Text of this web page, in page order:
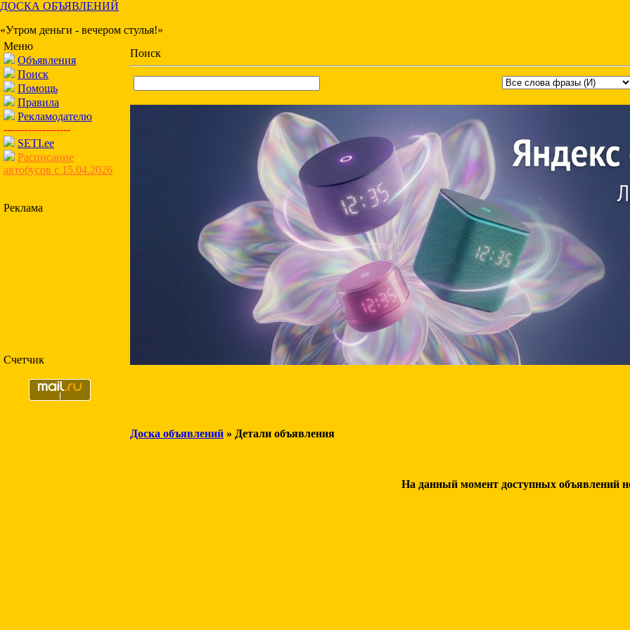
ДОСКА ОБЪЯВЛЕНИЙ
«Утром деньги - вечером стулья!»
Меню
Объявления
Поиск
Помощь
Правила
Рекламодателю
-------------------
SETI.ee
Расписание
автобусов с 15.04.2026
Реклама
Счетчик
Поиск
Доска объявлений » Детали объявления
На данный момент доступных объявлений